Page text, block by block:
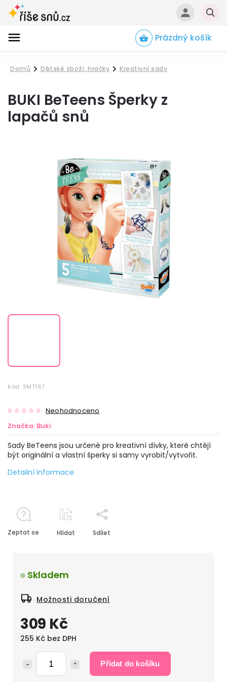
Prázdný košík
Domů
/
Dětské zboží, hračky
/
Kreativní sady
BUKI BeTeens Šperky z
lapačů snů
Kód: SMT167
Neohodnoceno
Značka: Buki
309 Kč
255 Kč bez DPH
Přidat do košíku
Skladem
Možnosti doručení
Sady BeTeens jsou určené pro kreativní dívky, které chtějí
být originální a vlastní šperky si samy vyrobit/vytvořit.
Detailní informace
Zeptat se Hlídat Sdílet